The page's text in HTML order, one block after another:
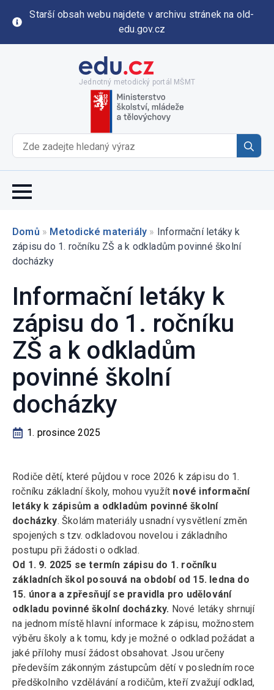
Starší obsah webu najdete v archivu stránek na old-
edu.gov.cz
Jednotný metodický portál MŠMT
for:
Domů » Metodické materiály » Informační letáky k
zápisu do 1. ročníku ZŠ a k odkladům povinné školní
docházky
Informační letáky k
zápisu do 1. ročníku
ZŠ a k odkladům
povinné školní
docházky
1. prosince 2025
Rodiče dětí, které půjdou v roce 2026 k zápisu do 1.
ročníku základní školy, mohou využít nové informační
letáky k zápisům a odkladům povinné školní
docházky. Školám materiály usnadní vysvětlení změn
spojených s tzv. odkladovou novelou i základního
postupu při žádosti o odklad.
Od 1. 9. 2025 se termín zápisu do 1. ročníku
základních škol posouvá na období od 15. ledna do
15. února a zpřesňují se pravidla pro udělování
odkladu povinné školní docházky. Nové letáky shrnují
na jednom místě hlavní informace k zápisu, možnostem
výběru školy a k tomu, kdy je možné o odklad požádat a
jaké přílohy musí žádost obsahovat. Jsou určeny
především zákonným zástupcům dětí v posledním roce
předškolního vzdělávání a rodičům, kteří zvažují odklad,